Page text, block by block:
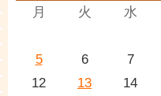
月
火 水
5
6 7
12
13 14